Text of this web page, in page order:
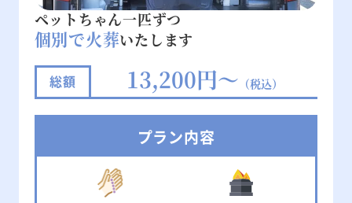
ペットちゃん一匹ずつ
個別で火葬いたします
総額 13,200円～ （税込）
プラン内容